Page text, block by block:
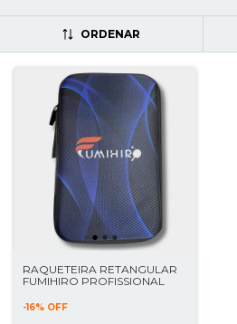
ORDENAR
RAQUETEIRA RETANGULAR
FUMIHIRO PROFISSIONAL
-16% OFF